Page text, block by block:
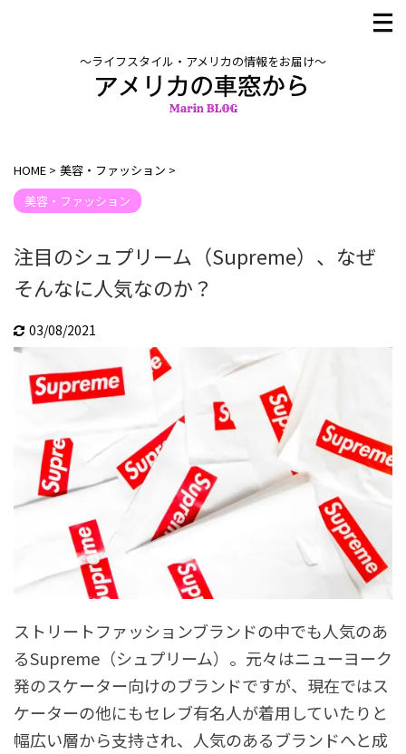
〜ライフスタイル・アメリカの情報をお届け〜
HOME > 美容・ファッション >
美容・ファッション
注目のシュプリーム（Supreme）、なぜ
そんなに人気なのか？
03/08/2021
ストリートファッションブランドの中でも人気のあ
るSupreme（シュプリーム）。元々はニューヨーク
発のスケーター向けのブランドですが、現在ではス
ケーターの他にもセレブ有名人が着用していたりと
幅広い層から支持され、人気のあるブランドへと成